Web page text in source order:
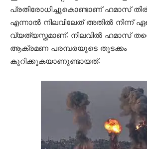
പ്രതിരോധിച്ചുകൊണ്ടാണ് ഹമാസ്
എന്നാല്‍ നിലവിലേത് അതില്‍ നിന്ന്
വ്യത്യസ്തമാണ്. നിലവില്‍ ഹമാസ്
ആക്രമണ പരമ്പരയുടെ തുടക്കം
കുറിക്കുകയാണുണ്ടായത്.